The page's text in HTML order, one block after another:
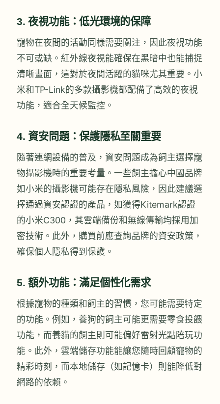
3.夜視功能：低光環境的保障
寵物在夜間的活動同樣需要關注，因此夜視功能
不可或缺。紅外線夜視能確保在黑暗中也能捕捉
清晰畫面，這對於夜間活躍的貓咪尤其重要。小
米和TP-Link的多款攝影機都配備了高效的夜視
功能，適合全天候監控。
4. 資安問題：保護隱私至關重要
隨著連網設備的普及，資安問題成為飼主選擇寵
物攝影機時的重要考量。一些飼主擔心中國品牌
如小米的攝影機可能存在隱私風險，因此建議選
擇通過資安認證的產品，如獲得Kitemark認證
的小米C300，其雲端備份和無線傳輸均採用加
密技術。此外，購買前應查詢品牌的資安政策，
確保個人隱私得到保護。
5.額外功能：滿足個性化需求
根據寵物的種類和飼主的習慣，您可能需要特定
的功能。例如，養狗的飼主可能更需要零食投餵
功能，而養貓的飼主則可能偏好雷射光點陪玩功
能。此外，雲端儲存功能能讓您隨時回顧寵物的
精彩時刻，而本地儲存（如記憶卡）則能降低對
網路的依賴。